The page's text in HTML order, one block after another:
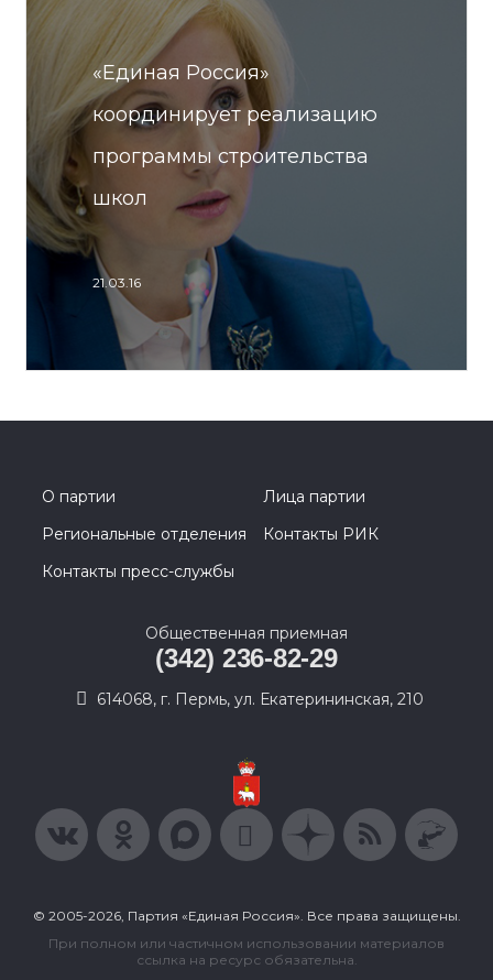
«Единая Россия»
координирует реализацию
программы строительства
школ
21.03.16
О партии
Лица партии
Региональные отделения
Контакты РИК
Контакты пресс-службы
Общественная приемная
(342) 236-82-29
614068, г. Пермь, ул. Екатерининская, 210
© 2005-2026, Партия «Единая Россия». Все права защищены.
При полном или частичном использовании материалов
ссылка на ресурс обязательна.